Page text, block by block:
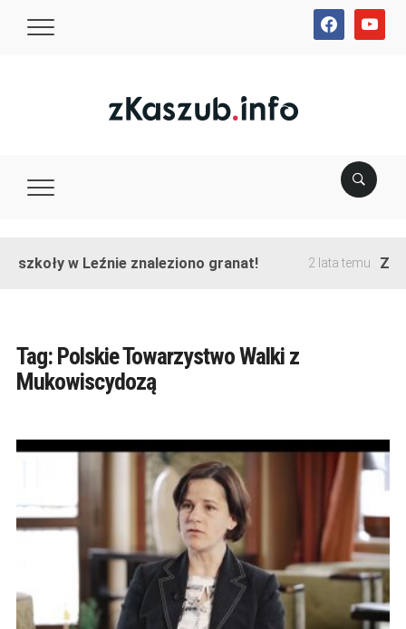
facebookyoutube
szkoły w Leźnie znaleziono granat! 2 lata temu
Tag: Polskie Towarzystwo Walki z
Mukowiscydozą